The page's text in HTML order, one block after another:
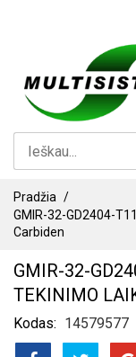
Pradžia
GMIR-32-GD2404-
Carbiden
GMIR-32-
TEKINIMO
Kodas 14579577